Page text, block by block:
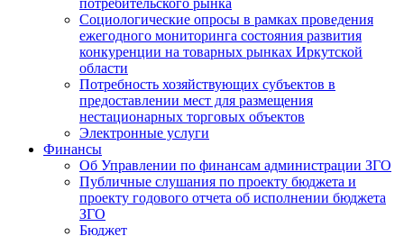
потребительского рынка
Социологические опросы в рамках проведения
ежегодного мониторинга состояния развития
конкуренции на товарных рынках Иркутской
области
Потребность хозяйствующих субъектов в
предоставлении мест для размещения
нестационарных торговых объектов
Электронные услуги
Финансы
Об Управлении по финансам администрации ЗГО
Публичные слушания по проекту бюджета и
проекту годового отчета об исполнении бюджета
ЗГО
Бюджет